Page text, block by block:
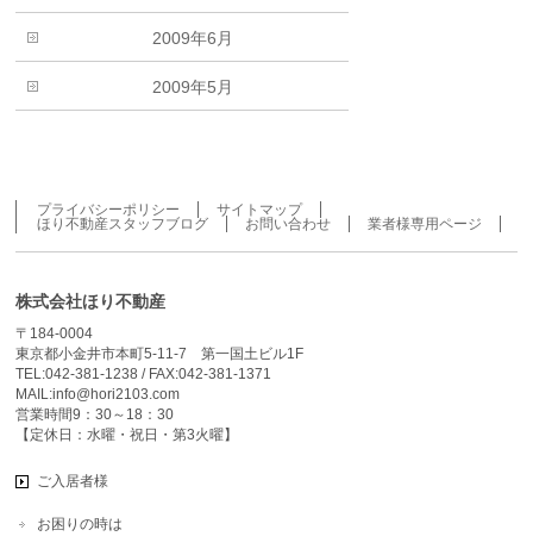
2009年6月
2009年5月
プライバシーポリシー
サイトマップ
ほり不動産スタッフブログ
お問い合わせ 業者様専用ページ
株式会社ほり不動産
〒184-0004
東京都小金井市本町5-11-7 第一国土ビル1F
TEL:042-381-1238 / FAX:042-381-1371
MAIL:info@hori2103.com
営業時間9：30～18：30
【定休日：水曜・祝日・第3火曜】
ご入居者様
お困りの時は